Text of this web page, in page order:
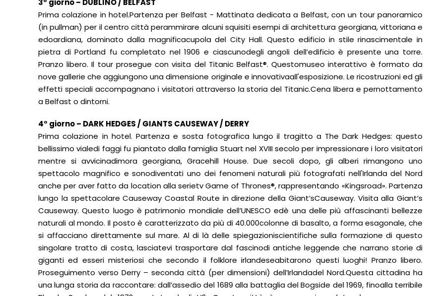
3° giorno – DUBLINO / BELFAST
Prima colazione in hotel.Partenza per Belfast - Mattinata dedicata a Belfast, con un tour panoramico
(in pullman) per il centro città perammirare alcuni squisiti esempi di architettura georgiana, vittoriana e
edoardiana, dominato dalla magnificacupola del City Hall. Questo edificio in stile rinascimentale in
pietra di Portland fu completato nel 1906 e ciascunodegli angoli dell’edificio è presente una torre.
Pranzo libero. Il tour prosegue con visita del Titanic Belfast®. Questomuseo interattivo è formato da
nove gallerie che aggiungono una dimensione originale e innovativaall'esposizione. Le ricostruzioni ed gli
effetti speciali accompagnano i visitatori attraverso la storia del Titanic.Cena libera e pernottamento
a Belfast o dintorni.
4° giorno – DARK HEDGES / GIANTS CAUSEWAY / DERRY
Prima colazione in hotel. Partenza e sosta fotografica lungo il tragitto a The Dark Hedges: questo
bellissimo vialedi faggi fu piantato dalla famiglia Stuart nel XVIII secolo per impressionare i loro visitatori
mentre si avvicinadimora georgiana, Gracehill House. Due secoli dopo, gli alberi rimangono uno
spettacolo magnifico e sonodiventati uno dei fenomeni naturali più fotografati nell'Irlanda del Nord
anche per aver fatto da location alla serietv Game of Thrones®, rappresentando «Kingsroad». Partenza
lungo la spettacolare Causeway Coastal Route in direzione della Giant’sCauseway. Visita alla Giant’s
Causeway. Questo luogo è patrimonio mondiale dell’UNESCO edè una delle più affascinanti bellezze
naturali al mondo. Il posto è caratterizzato da più di 40.000colonne di basalto, a forma esagonale, che
si affacciano direttamente sul mare. Al di là delle spiegazioniscientifiche sulla formazione di questo
singolare tratto di costa, lasciatevi trasportare dal fascinodi antiche leggende che narrano storie di
giganti ed esseri misteriosi che secondo il folklore irlandeseabitarono questi luoghi! Pranzo libero.
Proseguimento verso Derry – seconda città (per dimensioni) dell’Irlandadel Nord.Questa cittadina ha
una lunga storia da raccontare: dall’assedio del 1689 alla battaglia del Bogside del 1969, finoalla terribile